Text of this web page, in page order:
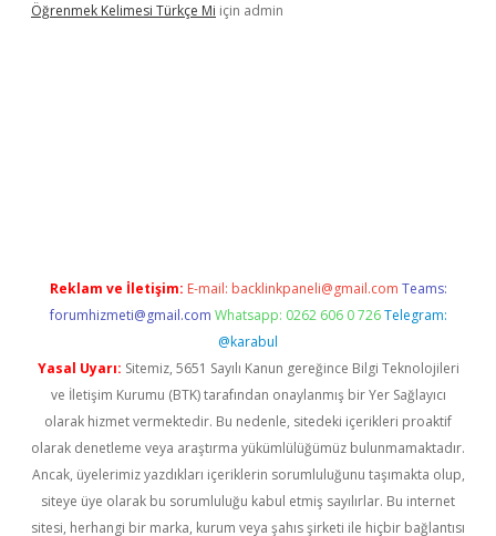
Öğrenmek Kelimesi Türkçe Mi için admin
Reklam ve İletişim: E-mail: backlinkpaneli@gmail.com Teams:
forumhizmeti@gmail.com Whatsapp: 0262 606 0 726 Telegram:
@karabul
Yasal Uyarı: Sitemiz, 5651 Sayılı Kanun gereğince Bilgi Teknolojileri
ve İletişim Kurumu (BTK) tarafından onaylanmış bir Yer Sağlayıcı
olarak hizmet vermektedir. Bu nedenle, sitedeki içerikleri proaktif
olarak denetleme veya araştırma yükümlülüğümüz bulunmamaktadır.
Ancak, üyelerimiz yazdıkları içeriklerin sorumluluğunu taşımakta olup,
siteye üye olarak bu sorumluluğu kabul etmiş sayılırlar. Bu internet
sitesi, herhangi bir marka, kurum veya şahıs şirketi ile hiçbir bağlantısı